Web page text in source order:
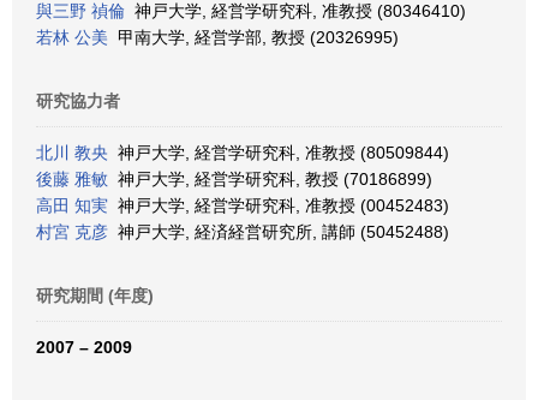
與三野 禎倫 神戸大学, 経営学研究科, 准教授 (80346410)
若林 公美 甲南大学, 経営学部, 教授 (20326995)
研究協力者
北川 教央 神戸大学, 経営学研究科, 准教授 (80509844)
後藤 雅敏 神戸大学, 経営学研究科, 教授 (70186899)
高田 知実 神戸大学, 経営学研究科, 准教授 (00452483)
村宮 克彦 神戸大学, 経済経営研究所, 講師 (50452488)
研究期間 (年度)
2007 – 2009